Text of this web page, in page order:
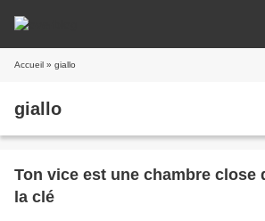
Accueil » giallo
giallo
Ton vice est une chambre close
la clé